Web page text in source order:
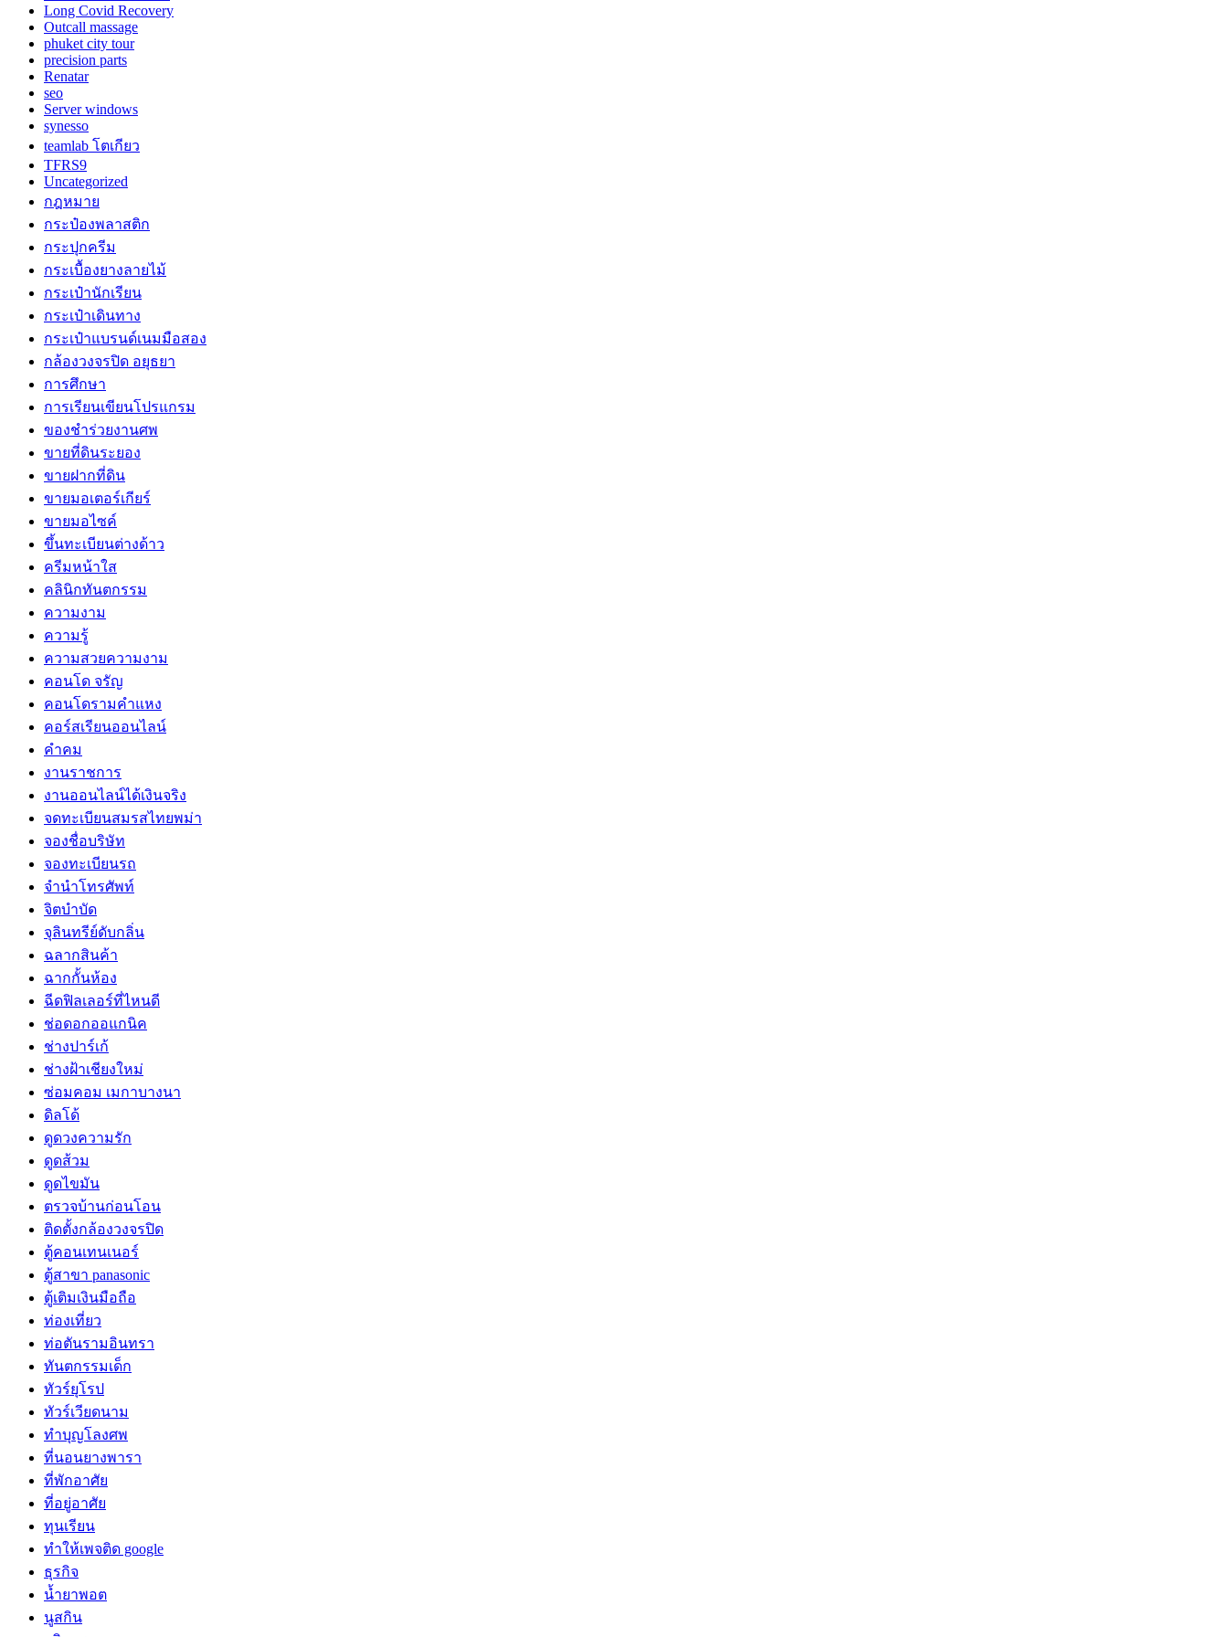
Long Covid Recovery
Outcall massage
phuket city tour
precision parts
Renatar
seo
Server windows
synesso
teamlab โตเกียว
TFRS9
Uncategorized
กฎหมาย
กระป๋องพลาสติก
กระปุกครีม
กระเบื้องยางลายไม้
กระเป๋านักเรียน
กระเป๋าเดินทาง
กระเป๋าแบรนด์เนมมือสอง
กล้องวงจรปิด อยุธยา
การศึกษา
การเรียนเขียนโปรแกรม
ของชำร่วยงานศพ
ขายที่ดินระยอง
ขายฝากที่ดิน
ขายมอเตอร์เกียร์
ขายมอไซค์
ขึ้นทะเบียนต่างด้าว
ครีมหน้าใส
คลินิกทันตกรรม
ความงาม
ความรู้
ความสวยความงาม
คอนโด จรัญ
คอนโดรามคำแหง
คอร์สเรียนออนไลน์
คำคม
งานราชการ
งานออนไลน์ได้เงินจริง
จดทะเบียนสมรสไทยพม่า
จองชื่อบริษัท
จองทะเบียนรถ
จำนำโทรศัพท์
จิตบำบัด
จุลินทรีย์ดับกลิ่น
ฉลากสินค้า
ฉากกั้นห้อง
ฉีดฟิลเลอร์ที่ไหนดี
ช่อดอกออแกนิค
ช่างปาร์เก้
ช่างฝ้าเชียงใหม่
ซ่อมคอม เมกาบางนา
ดิลโด้
ดูดวงความรัก
ดูดส้วม
ดูดไขมัน
ตรวจบ้านก่อนโอน
ติดตั้งกล้องวงจรปิด
ตู้คอนเทนเนอร์
ตู้สาขา panasonic
ตู้เติมเงินมือถือ
ท่องเที่ยว
ท่อตันรามอินทรา
ทันตกรรมเด็ก
ทัวร์ยุโรป
ทัวร์เวียดนาม
ทำบุญโลงศพ
ที่นอนยางพารา
ที่พักอาศัย
ที่อยู่อาศัย
ทุนเรียน
ทําให้เพจติด google
ธุรกิจ
น้ำยาพอต
นูสกิน